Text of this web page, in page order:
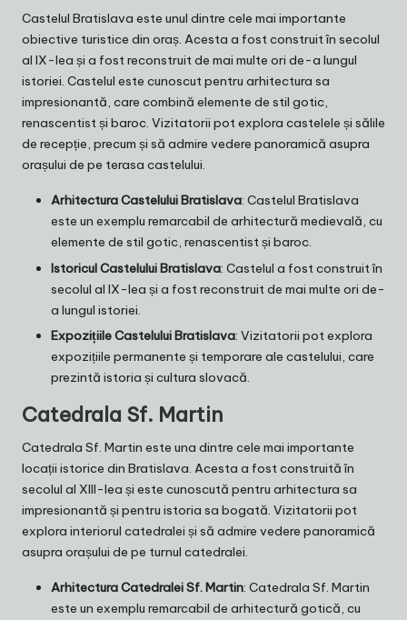
Castelul Bratislava este unul dintre cele mai importante
obiective turistice din oraș. Acesta a fost construit în secolul
al IX-lea și a fost reconstruit de mai multe ori de-a lungul
istoriei. Castelul este cunoscut pentru arhitectura sa
impresionantă, care combină elemente de stil gotic,
renascentist și baroc. Vizitatorii pot explora castelele și sălile
de recepție, precum și să admire vedere panoramică asupra
orașului de pe terasa castelului.
Arhitectura Castelului Bratislava: Castelul Bratislava
este un exemplu remarcabil de arhitectură medievală, cu
elemente de stil gotic, renascentist și baroc.
Istoricul Castelului Bratislava: Castelul a fost construit în
secolul al IX-lea și a fost reconstruit de mai multe ori de-
a lungul istoriei.
Expozițiile Castelului Bratislava: Vizitatorii pot explora
expozițiile permanente și temporare ale castelului, care
prezintă istoria și cultura slovacă.
Catedrala Sf. Martin
Catedrala Sf. Martin este una dintre cele mai importante
locații istorice din Bratislava. Acesta a fost construită în
secolul al XIII-lea și este cunoscută pentru arhitectura sa
impresionantă și pentru istoria sa bogată. Vizitatorii pot
explora interiorul catedralei și să admire vedere panoramică
asupra orașului de pe turnul catedralei.
Arhitectura Catedralei Sf. Martin: Catedrala Sf. Martin
este un exemplu remarcabil de arhitectură gotică, cu